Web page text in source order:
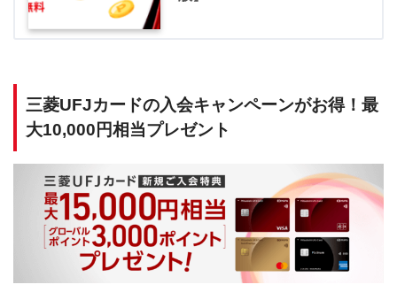
三菱UFJカードの入会キャンペーンがお得！最
大10,000円相当プレゼント